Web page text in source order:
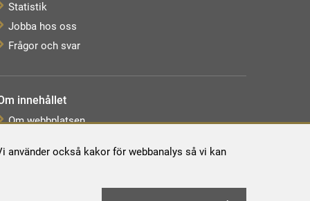
också kakor för webbanalys så vi kan
Statistik
Jobba hos oss
Frågor och svar
innehållet
Om webbplatsen
Tillgänglighetsredogörelse